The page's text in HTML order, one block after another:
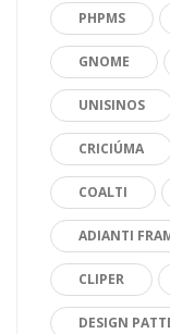
PHPMS
GNOME
UNISINOS
CRICIÚMA
COALTI
ADIANTI
CLIPER
DESIGN